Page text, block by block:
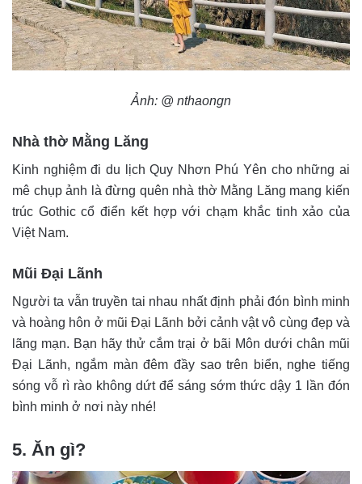
Ảnh: @ nthaongn
Nhà thờ Mằng Lăng
Kinh nghiệm đi du lịch Quy Nhơn Phú Yên cho những ai
mê chụp ảnh là đừng quên nhà thờ Mằng Lăng mang kiến
trúc Gothic cổ điển kết hợp với chạm khắc tinh xảo của
Việt Nam.
Mũi Đại Lãnh
Người ta vẫn truyền tai nhau nhất định phải đón bình minh
và hoàng hôn ở mũi Đại Lãnh bởi cảnh vật vô cùng đẹp và
lãng mạn. Bạn hãy thử cắm trại ở bãi Môn dưới chân mũi
Đại Lãnh, ngắm màn đêm đầy sao trên biển, nghe tiếng
sóng vỗ rì rào không dứt để sáng sớm thức dậy 1 lần đón
bình minh ở nơi này nhé!
5. Ăn gì?